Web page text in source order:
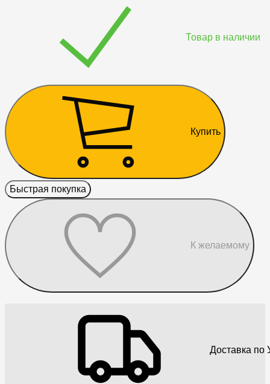
Товар в наличии
Купить
Быстрая покупка
К желаемому
Доставка по